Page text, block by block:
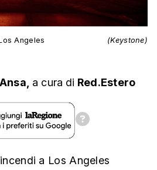
Angeles (Keystone)
Ansa, a cura di Red.Estero
a Los Angeles